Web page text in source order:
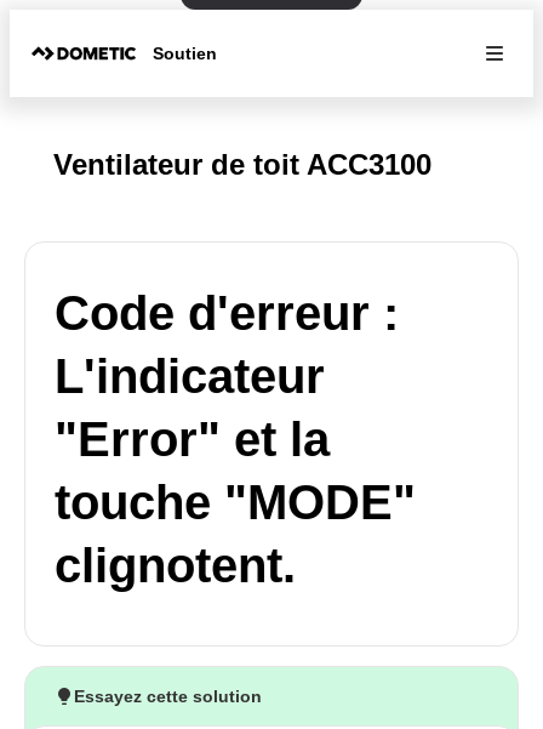
Soutien
Ventilateur de toit ACC3100
Code d'erreur :
L'indicateur
"Error" et la
touche "MODE"
clignotent.
Essayez cette solution